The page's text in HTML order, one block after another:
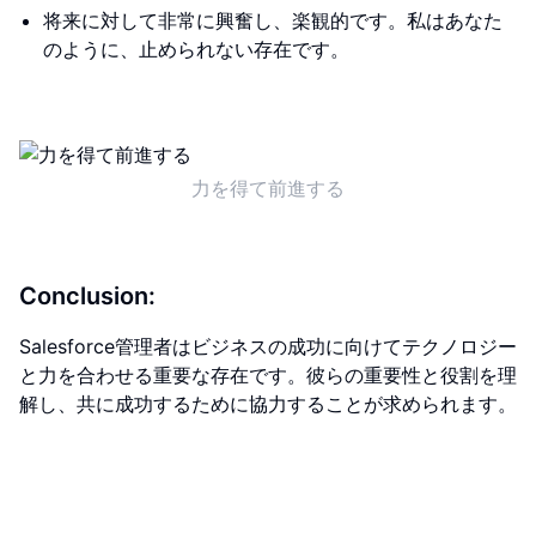
将来に対して非常に興奮し、楽観的です。私はあなた
のように、止められない存在です。
力を得て前進する
Conclusion:
Salesforce管理者はビジネスの成功に向けてテクノロジー
と力を合わせる重要な存在です。彼らの重要性と役割を理
解し、共に成功するために協力することが求められます。